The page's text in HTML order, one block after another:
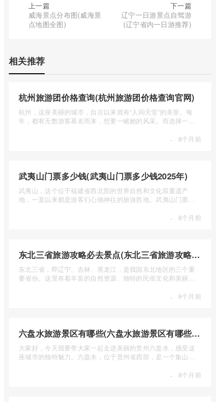
上一篇
威海景点分布图(威海景
点地图全图)
下一篇
辽宁一日游景点自驾游
(辽宁省内一日游推荐)
相关推荐
杭州旅游团价格查询(杭州旅游团价格查询官网)
杭州，这座美丽的城市，自古以来就有“人间天堂”的美誉。每
年，都有无数游客慕名而来，想要一睹她的风采。而选择一个
· 8个月前
武夷山门票多少钱(武夷山门票多少钱2025年)
武夷山，这个位于福建省西北部的世界自然和文化双重遗产
地，一直以来都是游客们心驰神往的旅游胜地。武夷山门票多
· 8个月前
东北三省旅游攻略必去景点(东北三省旅游攻略必去景点视频介绍)
东北三省，即辽宁、吉林、黑龙江，是我国东北地区的三个重
要省份。这里有着丰富的自然资源、独特的民俗文化和美丽的
· 8个月前
六盘水旅游景区有哪些(六盘水旅游景区有哪些景点值得去)
大家好，今天我要带大家一起走进美丽的贵州六盘水，感受这
座城市的独特魅力。六盘水，位于贵州省西部，是一个集山水
· 8个月前